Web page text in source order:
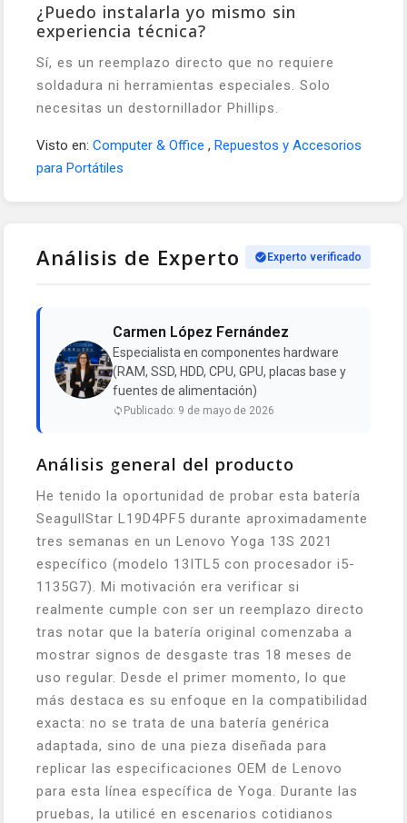
¿Puedo instalarla yo mismo sin
experiencia técnica?
Sí, es un reemplazo directo que no requiere
soldadura ni herramientas especiales. Solo
necesitas un destornillador Phillips.
Visto en: Computer & Office , Repuestos y Accesorios
para Portátiles
Análisis de Experto Experto verificado
Carmen López Fernández
Especialista en componentes hardware
(RAM, SSD, HDD, CPU, GPU, placas base y
fuentes de alimentación)
Publicado: 9 de mayo de 2026
Análisis general del producto
He tenido la oportunidad de probar esta batería
SeagullStar L19D4PF5 durante aproximadamente
tres semanas en un Lenovo Yoga 13S 2021
específico (modelo 13ITL5 con procesador i5-
1135G7). Mi motivación era verificar si
realmente cumple con ser un reemplazo directo
tras notar que la batería original comenzaba a
mostrar signos de desgaste tras 18 meses de
uso regular. Desde el primer momento, lo que
más destaca es su enfoque en la compatibilidad
exacta: no se trata de una batería genérica
adaptada, sino de una pieza diseñada para
replicar las especificaciones OEM de Lenovo
para esta línea específica de Yoga. Durante las
pruebas, la utilicé en escenarios cotidianos